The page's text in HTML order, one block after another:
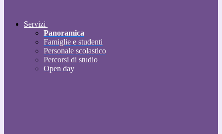
Servizi
Panoramica
Famiglie e studenti
Personale scolastico
Percorsi di studio
Open day